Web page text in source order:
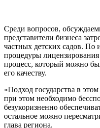
Среди вопросов,
представители бизнеса
частных детских садов.
процедуры
процесс, который можно
его качеству.
«Подход государства в
при этом необходимо
безукоризненно
остальное можно
глава региона.